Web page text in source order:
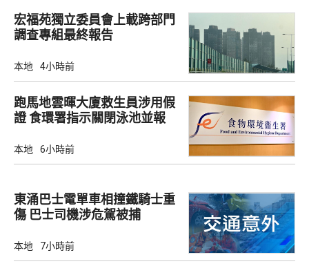
宏福苑獨立委員會上載跨部門
調查專組最終報告
本地 4小時前
跑馬地雲暉大廈救生員涉用假
證 食環署指示關閉泳池並報
本地 6小時前
東涌巴士電單車相撞鐵騎士重
傷 巴士司機涉危駕被捕
本地 7小時前